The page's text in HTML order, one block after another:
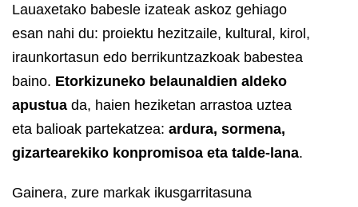
Lauaxetako babesle izateak askoz gehiago
esan nahi du: proiektu hezitzaile, kultural, kirol,
iraunkortasun edo berrikuntzazkoak babestea
baino. Etorkizuneko belaunaldien aldeko
apustua da, haien heziketan arrastoa uztea
eta balioak partekatzea: ardura, sormena,
gizartearekiko konpromisoa eta talde-lana.
Gainera, zure markak ikusgarritasuna